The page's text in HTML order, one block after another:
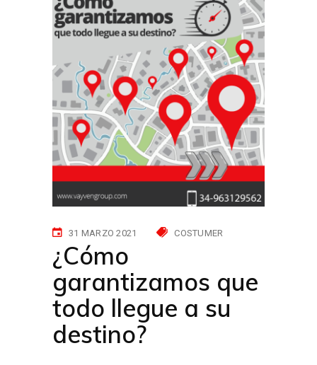
31 MARZO 2021 COSTUMER
¿Cómo
garantizamos que
todo llegue a su
destino?